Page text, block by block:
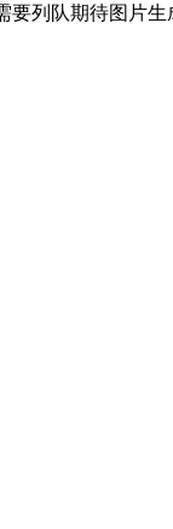
列队期待图片